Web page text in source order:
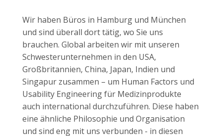
Wir haben Büros in Hamburg und München
und sind überall dort tätig, wo Sie uns
brauchen. Global arbeiten wir mit unseren
Schwesterunternehmen in den USA,
Großbritannien, China, Japan, Indien und
Singapur zusammen – um Human Factors und
Usability Engineering für Medizinprodukte
auch international durchzuführen. Diese haben
eine ähnliche Philosophie und Organisation
und sind eng mit uns verbunden - in diesen